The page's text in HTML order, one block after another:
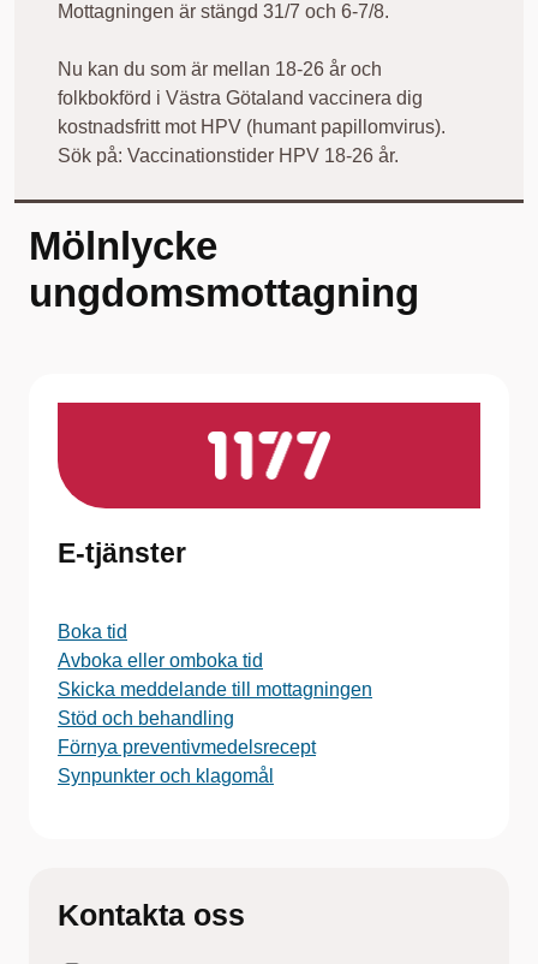
Mottagningen är stängd 31/7 och 6-7/8.
Nu kan du som är mellan 18-26 år och
folkbokförd i Västra Götaland vaccinera dig
kostnadsfritt mot HPV (humant papillomvirus).
Sök på: Vaccinationstider HPV 18-26 år.
Mölnlycke
ungdomsmottagning
E-tjänster
Boka tid
Avboka eller omboka tid
Skicka meddelande till mottagningen
Stöd och behandling
Förnya preventivmedelsrecept
Synpunkter och klagomål
Kontakta oss